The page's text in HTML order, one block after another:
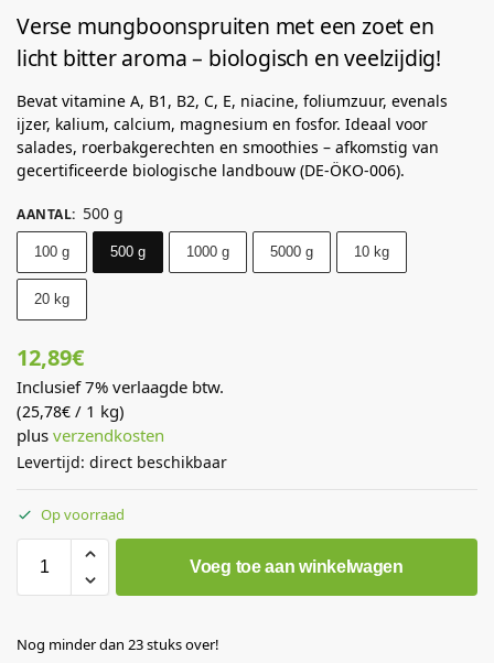
Verse mungboonspruiten met een zoet en
licht bitter aroma – biologisch en veelzijdig!
Bevat vitamine A, B1, B2, C, E, niacine, foliumzuur, evenals
ijzer, kalium, calcium, magnesium en fosfor. Ideaal voor
salades, roerbakgerechten en smoothies – afkomstig van
gecertificeerde biologische landbouw (DE-ÖKO-006).
AANTAL: 500 g
100 g 500 g 1000 g 5000 g 10 kg
20 kg
12,89€
Inclusief 7% verlaagde btw.
(25,78€ / 1 kg)
plus verzendkosten
Levertijd: direct beschikbaar
Op voorraad
Voeg toe aan winkelwagen
Nog minder dan 23 stuks over!